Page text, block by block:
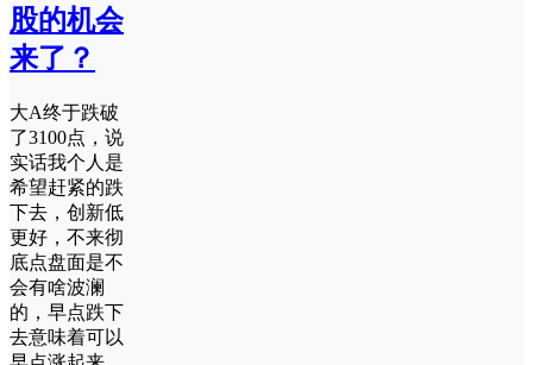
股的机会
来了？
大A终于跌破
了3100点，说
实话我个人是
希望赶紧的跌
下去，创新低
更好，不来彻
底点盘面是不
会有啥波澜
的，早点跌下
去意味着可以